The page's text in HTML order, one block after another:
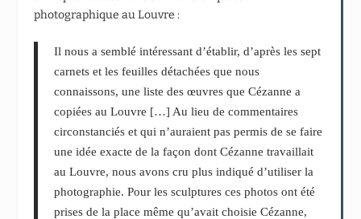
photographique au Louvre :
Il nous a semblé intéressant d’établir, d’après les sept
carnets et les feuilles détachées que nous
connaissons, une liste des œuvres que Cézanne a
copiées au Louvre […] Au lieu de commentaires
circonstanciés et qui n’auraient pas permis de se faire
une idée exacte de la façon dont Cézanne travaillait
au Louvre, nous avons cru plus indiqué d’utiliser la
photographie. Pour les sculptures ces photos ont été
prises de la place même qu’avait choisie Cézanne,